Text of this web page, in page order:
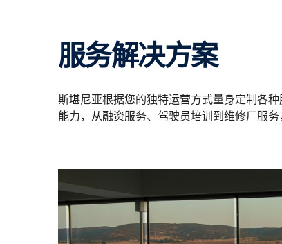
服务解决方案
斯堪尼亚根据您的独特运营方式量身定制各
能力，从融资服务、驾驶员培训到维修厂服